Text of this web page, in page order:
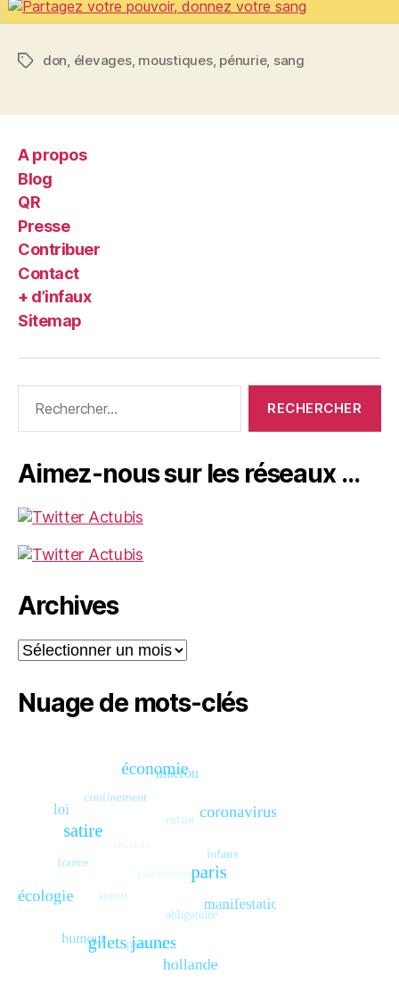
Étiquettes
don élevages, moustiques, pénurie, sang
A propos
Blog
QR
Presse
Contribuer
Contact
+ d’infaux
Sitemap
Aimez-nous sur les réseaux …
Archives
Archives
Nuage de mots-clés